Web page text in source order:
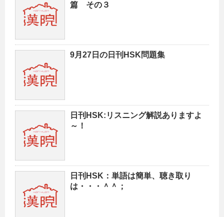
篇 その３
9月27日の日刊HSK問題集
日刊HSK:リスニング解説ありますよ
～！
日刊HSK：単語は簡単、聴き取り
は・・・＾＾；